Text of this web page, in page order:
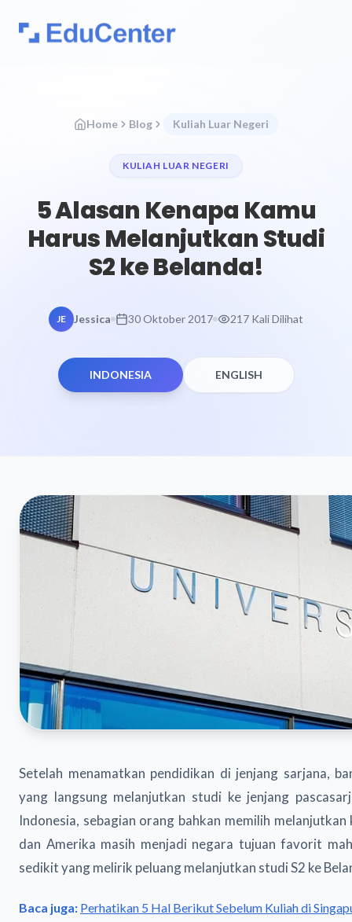
Home Blog Kuliah Luar Negeri
KULIAH LUAR NEGERI
5 Alasan Kenapa Kamu
Harus Melanjutkan Studi
S2 ke Belanda!
JE Jessica 30 Oktober 2017 217 Kali Dilihat
INDONESIA ENGLISH
Setelah menamatkan pendidikan di jenjang sarjana,
yang langsung melanjutkan studi ke jenjang
Indonesia, sebagian orang bahkan memilih
dan Amerika masih menjadi negara tujuan favorit
sedikit yang melirik peluang melanjutkan studi S2 ke
Baca juga: Perhatikan 5 Hal Berikut Sebelum Kuliah di